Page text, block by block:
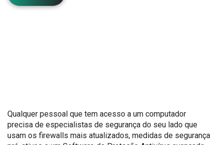
Qualquer pessoal que tem acesso a um computador
precisa de especialistas de segurança do seu lado que
usam os firewalls mais atualizados, medidas de segurança